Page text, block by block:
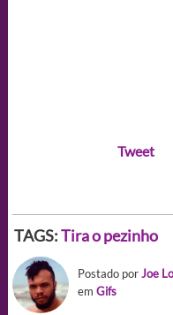
Tweet
TAGS:Tira o pezinho
Postado porJoe
em Gifs